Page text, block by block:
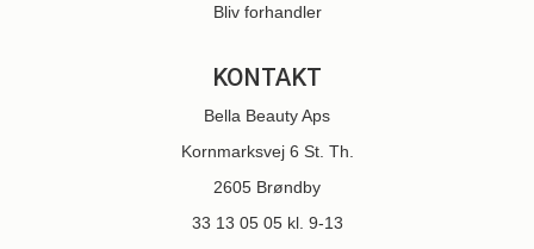
Bliv forhandler
KONTAKT
Bella Beauty Aps
Kornmarksvej 6 St. Th.
2605 Brøndby
33 13 05 05kl. 9-13